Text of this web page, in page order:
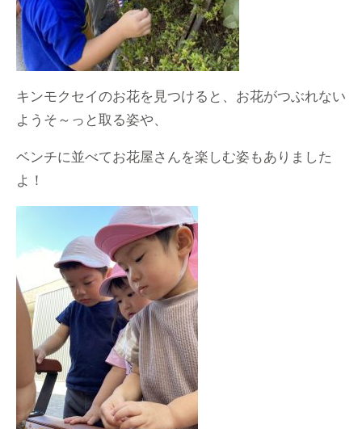
キンモクセイのお花を見つけると、お花がつぶれない
ようそ～っと取る姿や、
ベンチに並べてお花屋さんを楽しむ姿もありました
よ！